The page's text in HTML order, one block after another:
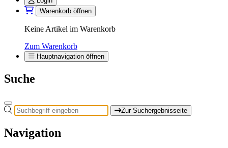
Warenkorb öffnen
Keine Artikel im Warenkorb
Zum Warenkorb
Hauptnavigation öffnen
Suche
Zur Suchergebnisseite
Navigation